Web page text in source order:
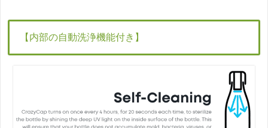
【内部の自動洗浄機能付き】